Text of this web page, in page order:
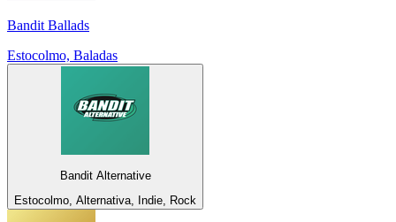
Bandit Ballads
Estocolmo, Baladas
Bandit Alternative
Estocolmo, Alternativa, Indie, Rock